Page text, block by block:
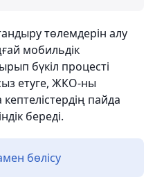
төлемдерін алу
мобильдік
бүкіл процесті
етуге, ЖКО-ны
пайда
береді.
бөлісу